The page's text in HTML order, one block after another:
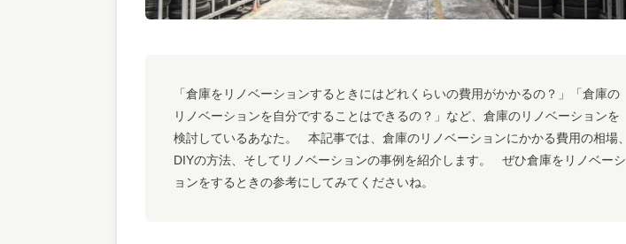
「倉庫をリノベーションするときにはどれくらいの費用がかかるの？」「倉庫の
リノベーションを自分ですることはできるの？」など、倉庫のリノベーションを
検討しているあなた。 本記事では、倉庫のリノベーションにかかる費用の相場、
DIYの方法、そしてリノベーションの事例を紹介します。 ぜひ倉庫をリノベーシ
ョンをするときの参考にしてみてくださいね。